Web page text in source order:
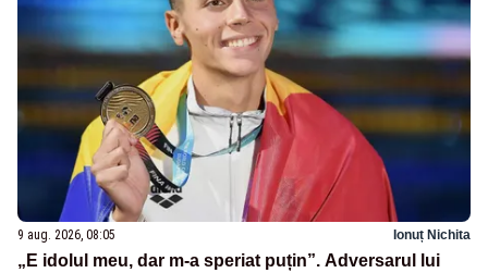
9 aug. 2026, 08:05 Ionuț Nichita
„E idolul meu, dar m-a speriat puțin”. Adversarul lui